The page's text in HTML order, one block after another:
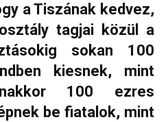
a Tiszának kedvez,
tagjai közül a
sokan 100
kiesnek, mint
100 ezres
be fiatalok, mint